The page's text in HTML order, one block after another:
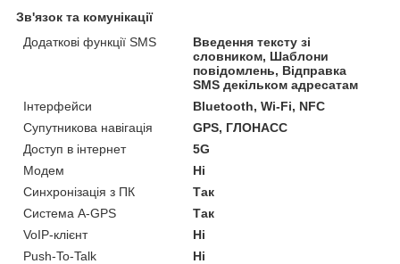
Зв'язок та комунікації
Додаткові функції SMS
Введення тексту зі
словником, Шаблони
повідомлень, Відправка
SMS декільком адресатам
Інтерфейси
Bluetooth, Wi-Fi, NFC
Супутникова навігація
GPS, ГЛОНАСС
Доступ в інтернет
5G
Модем
Ні
Синхронізація з ПК
Так
Система A-GPS
Так
VoIP-клієнт
Ні
Push-To-Talk
Ні